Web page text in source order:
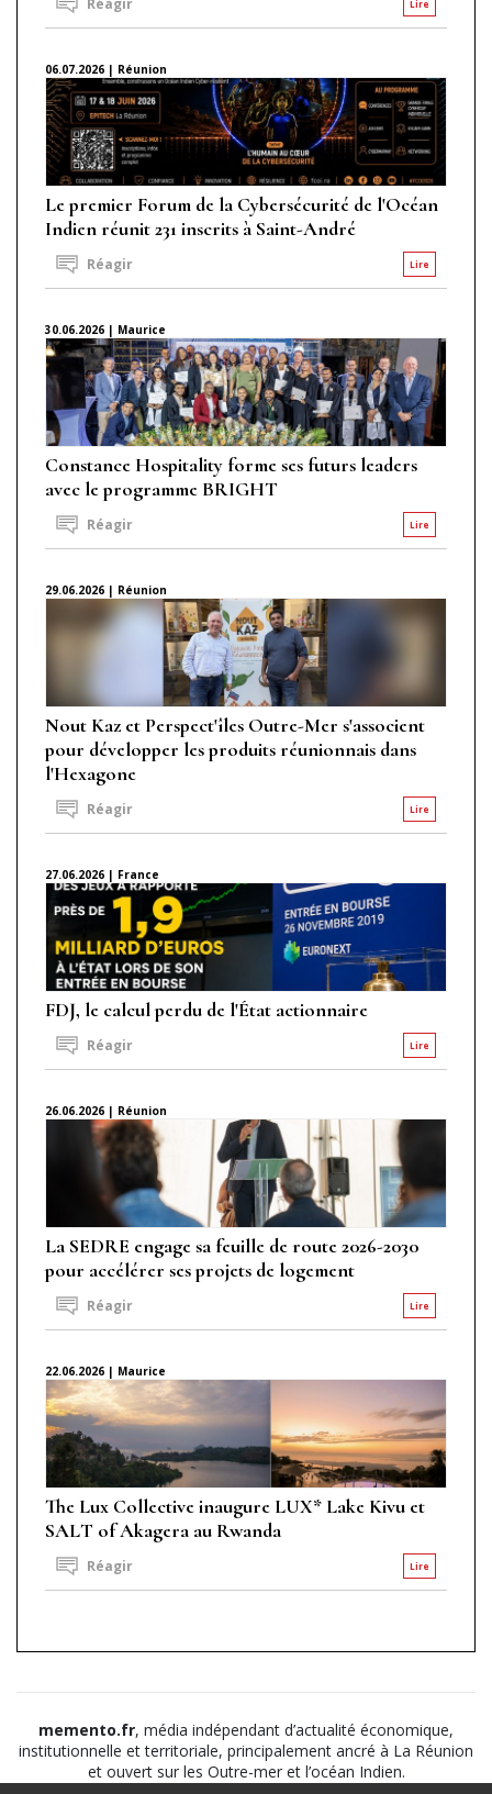
Lire
Réagir
06.07.2026 | Réunion
Le premier Forum de la Cybersécurité de l'Océan
Indien réunit 231 inscrits à Saint-André
Lire
Réagir
30.06.2026 | Maurice
Constance Hospitality forme ses futurs leaders
avec le programme BRIGHT
Lire
Réagir
29.06.2026 | Réunion
Nout Kaz et Perspect'îles Outre-Mer s'associent
pour développer les produits réunionnais dans
l'Hexagone
Lire
Réagir
27.06.2026 | France
FDJ, le calcul perdu de l'État actionnaire
Lire
Réagir
26.06.2026 | Réunion
La SEDRE engage sa feuille de route 2026-2030
pour accélérer ses projets de logement
Lire
Réagir
22.06.2026 | Maurice
The Lux Collective inaugure LUX* Lake Kivu et
SALT of Akagera au Rwanda
Lire
Réagir
memento.fr, média indépendant d’actualité économique,
institutionnelle et territoriale, principalement ancré à La Réunion
et ouvert sur les Outre-mer et l’océan Indien.